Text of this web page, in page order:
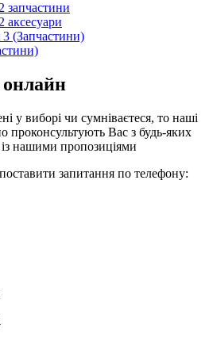
запчастини
аксесуари
(Запчастини)
у виборі чи сумніваєтеся, то наші
проконсультують Вас з будь-яких
нашими пропозиціями
запитання по телефону: